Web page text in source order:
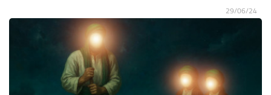
29/06/24